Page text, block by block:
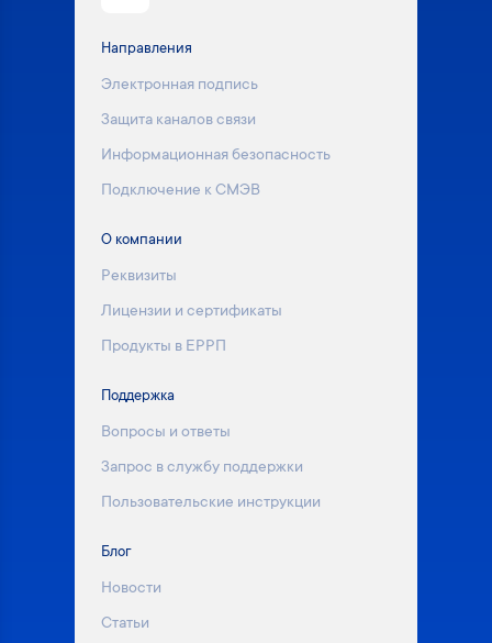
Направления
Электронная подпись
Защита каналов связи
Информационная безопасность
Подключение к СМЭВ
О компании
Реквизиты
Лицензии и сертификаты
Продукты в ЕРРП
Поддержка
Вопросы и ответы
Запрос в службу поддержки
Пользовательские инструкции
Блог
Новости
Статьи